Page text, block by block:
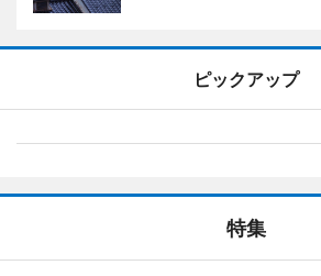
ピックアップ
特集